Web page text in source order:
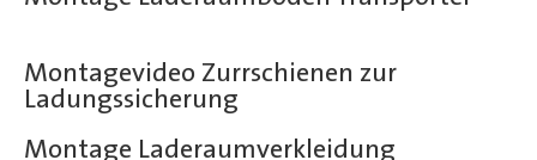
Montagevideo Zurrschienen zur
Ladungssicherung
Montage Laderaumverkleidung